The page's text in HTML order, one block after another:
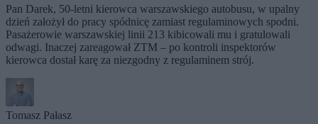
Pan Darek, 50-letni kierowca warszawskiego autobusu, w upalny
dzień założył do pracy spódnicę zamiast regulaminowych spodni.
Pasażerowie warszawskiej linii 213 kibicowali mu i gratulowali
odwagi. Inaczej zareagował ZTM – po kontroli inspektorów
kierowca dostał karę za niezgodny z regulaminem strój.
Tomasz Pałasz